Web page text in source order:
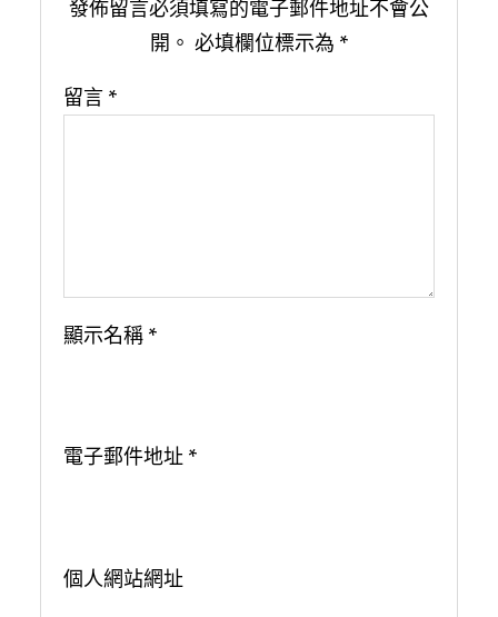
發佈留言必須填寫的電子郵件地址不會公
開。 必填欄位標示為 *
留言 *
顯示名稱 *
電子郵件地址 *
個人網站網址